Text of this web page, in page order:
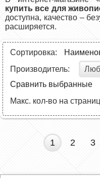
купить все для
доступна, качество –
расширяется.
Сортировка:
Производитель:
Сравнить выбранные
Макс. кол-во на
1 2 3